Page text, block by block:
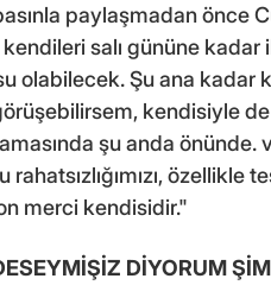
paylaşmadan önce
salı gününe kadar il
olabilecek. Şu ana kadar
kendisiyle
şu anda önünde.
rahatsızlığımızı, özellikle
merci kendisidir."
DİYORUM